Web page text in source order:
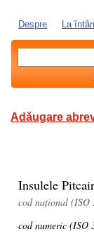
Despre La
Adăugare
Insulele
cod național (ISO
cod numeric (ISO